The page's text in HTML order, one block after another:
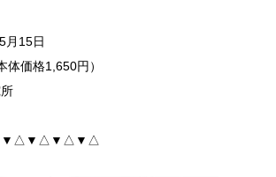
月15日
価格1,650円）